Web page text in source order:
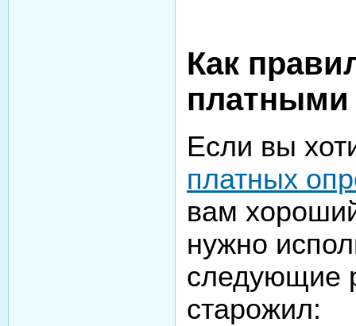
Как
платными
Если вы
платных
вам
нужно
следующие
старожил: